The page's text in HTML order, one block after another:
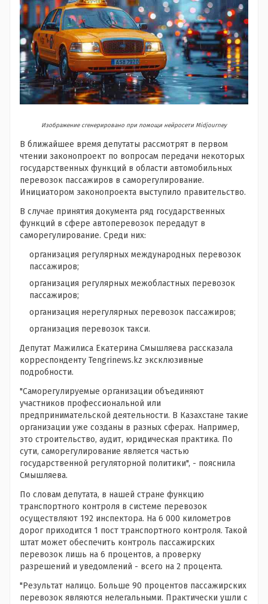
Изображение сгенерировано при помощи нейросети Midjourney
В ближайшее время депутаты рассмотрят в первом
чтении законопроект по вопросам передачи некоторых
государственных функций в области автомобильных
перевозок пассажиров в саморегулирование.
Инициатором законопроекта выступило правительство.
В случае принятия документа ряд государственных
функций в сфере автоперевозок передадут в
саморегулирование. Среди них:
организация регулярных международных перевозок
пассажиров;
организация регулярных межобластных перевозок
пассажиров;
организация нерегулярных перевозок пассажиров;
организация перевозок такси.
Депутат Мажилиса Екатерина Смышляева рассказала
корреспонденту Tengrinews.kz эксклюзивные
подробности.
"Саморегулируемые организации объединяют
участников профессиональной или
предпринимательской деятельности. В Казахстане такие
организации уже созданы в разных сферах. Например,
это строительство, аудит, юридическая практика. По
сути, саморегулирование является частью
государственной регуляторной политики", - пояснила
Смышляева.
По словам депутата, в нашей стране функцию
транспортного контроля в системе перевозок
осуществляют 192 инспектора. На 6 000 километров
дорог приходится 1 пост транспортного контроля. Такой
штат может обеспечить контроль пассажирских
перевозок лишь на 6 процентов, а проверку
разрешений и уведомлений - всего на 2 процента.
"Результат налицо. Больше 90 процентов пассажирских
перевозок являются нелегальными. Практически ушли с